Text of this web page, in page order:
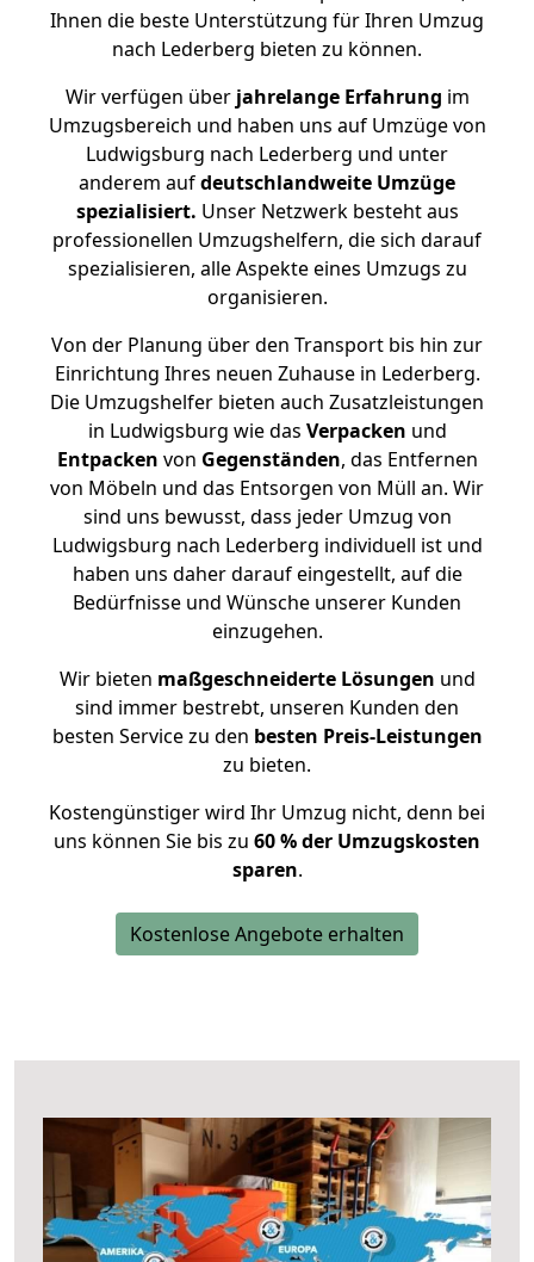
Ihnen die beste Unterstützung für Ihren Umzug
nach Lederberg bieten zu können.
Wir verfügen überjahrelange Erfahrung im
Umzugsbereich und haben uns auf Umzüge von
Ludwigsburg nach Lederberg und unter
anderem aufdeutschlandweite Umzüge
spezialisiert. Unser Netzwerk besteht aus
professionellen Umzugshelfern, die sich darauf
spezialisieren, alle Aspekte eines Umzugs zu
organisieren.
Von der Planung über den Transport bis hin zur
Einrichtung Ihres neuen Zuhause in Lederberg.
Die Umzugshelfer bieten auch Zusatzleistungen
in Ludwigsburg wie das Verpacken und
Entpacken von Gegenständen, das Entfernen
von Möbeln und das Entsorgen von Müll an. Wir
sind uns bewusst, dass jeder Umzug von
Ludwigsburg nach Lederberg individuell ist und
haben uns daher darauf eingestellt, auf die
Bedürfnisse und Wünsche unserer Kunden
einzugehen.
Wir bieten maßgeschneiderte Lösungen und
sind immer bestrebt, unseren Kunden den
besten Service zu den besten Preis-Leistungen
zu bieten.
Kostengünstiger wird Ihr Umzug nicht, denn bei
uns können Sie bis zu 60 % der Umzugskosten
sparen.
Kostenlose Angebote erhalten